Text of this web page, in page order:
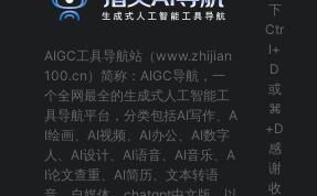
AIGC工具导航站（www.zhijian
100.cn）简称： AIGC导航 ，一
个全网最全的生成式人工智能工
具导航平台，分类包括AI写作 、 A
I绘画 、 AI视频 、 AI办公 、 AI数字
人 、 AI设计、 AI语音、 AI音乐、 A
I论文查重 、 AI简历 、 文本转语
下
Ctr
l+
D
或
⌘
+D
感
谢
收